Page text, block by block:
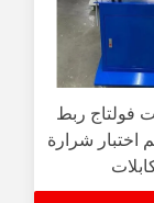
فولتاج ربط
اختبار شرارة